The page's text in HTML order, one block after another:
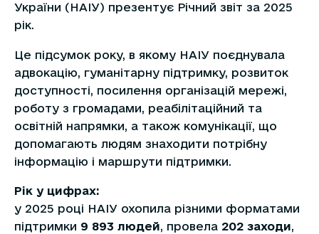
України (НАІУ) презентує Річний звіт за 2025
рік.
Це підсумок року, в якому НАІУ поєднувала
адвокацію, гуманітарну підтримку, розвиток
доступності, посилення організацій мережі,
роботу з громадами, реабілітаційний та
освітній напрямки, а також комунікації, що
допомагають людям знаходити потрібну
інформацію і маршрути підтримки.
Рік у цифрах:
у 2025 році НАІУ охопила різними форматами
підтримки 9 893 людей, провела 202 заходи,